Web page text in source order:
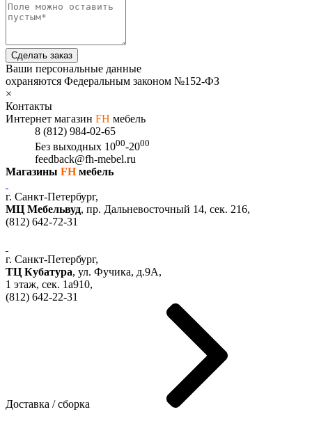
Сделать заказ
Ваши персональные данные
охраняются Федеральным законом №152-ФЗ
×
Контакты
Интернет магазин FH мебель
8 (812) 984-02-65
Без выходных 1000-2000
feedback@fh-mebel.ru
Магазины FHмебель
г. Санкт-Петербург,
МЦ Мебельвуд, пр. Дальневосточный 14, сек. 216,
(812) 642-72-31
г. Санкт-Петербург,
ТЦ Кубатура, ул. Фучика, д.9А,
1 этаж, сек. 1a910,
(812) 642-22-31
Доставка / сборка